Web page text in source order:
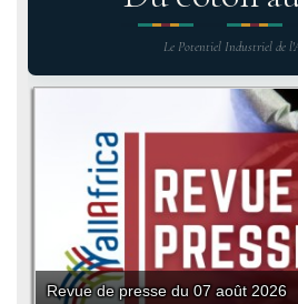
Le Potentiel Industriel de
Revue de presse du 07 août 2026